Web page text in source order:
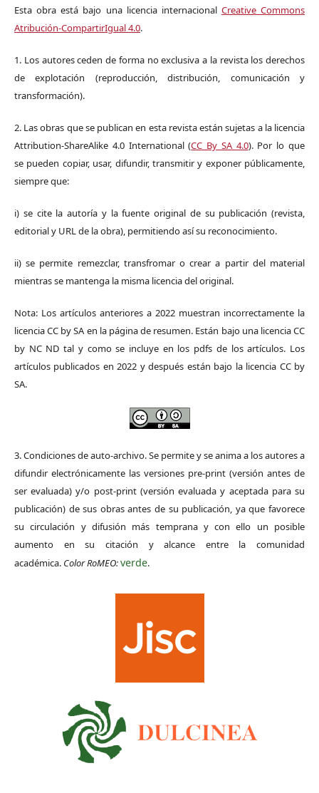
Esta obra está bajo una licencia internacional Creative Commons
Atribución-CompartirIgual 4.0.
1. Los autores ceden de forma no exclusiva a la revista los derechos
de explotación (reproducción, distribución, comunicación y
transformación).
2. Las obras que se publican en esta revista están sujetas a la licencia
Attribution-ShareAlike 4.0 International (CC By SA 4.0). Por lo que
se pueden copiar, usar, difundir, transmitir y exponer públicamente,
siempre que:
i) se cite la autoría y la fuente original de su publicación (revista,
editorial y URL de la obra), permitiendo así su reconocimiento.
ii) se permite remezclar, transfromar o crear a partir del material
mientras se mantenga la misma licencia del original.
Nota: Los artículos anteriores a 2022 muestran incorrectamente la
licencia CC by SA en la página de resumen. Están bajo una licencia CC
by NC ND tal y como se incluye en los pdfs de los artículos. Los
artículos publicados en 2022 y después están bajo la licencia CC by
SA.
3. Condiciones de auto-archivo. Se permite y se anima a los autores a
difundir electrónicamente las versiones pre-print (versión antes de
ser evaluada) y/o post-print (versión evaluada y aceptada para su
publicación) de sus obras antes de su publicación, ya que favorece
su circulación y difusión más temprana y con ello un posible
aumento en su citación y alcance entre la comunidad
académica. Color RoMEO:verde.